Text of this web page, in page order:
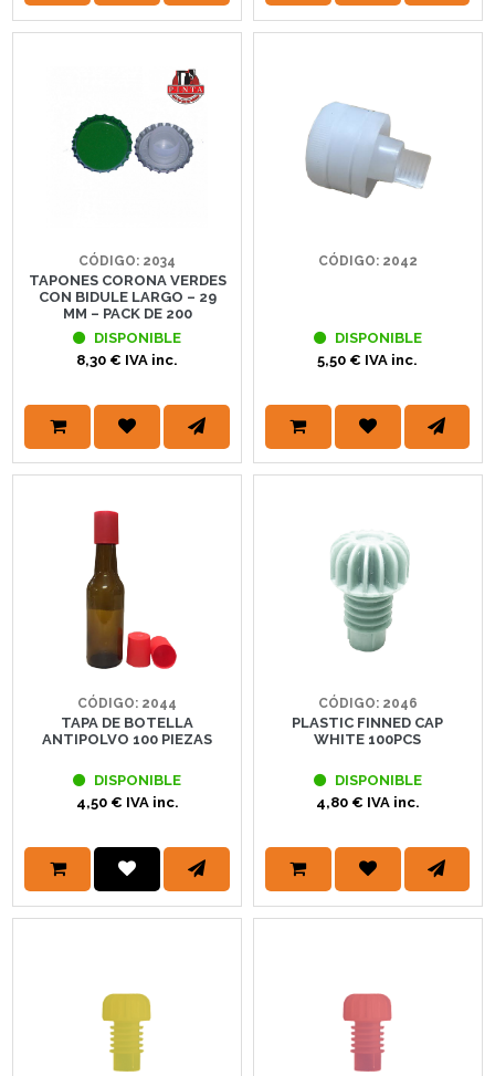
CÓDIGO: 2034
TAPONES CORONA VERDES
CON BIDULE LARGO – 29
MM – PACK DE 200
DISPONIBLE
8,30 € IVA inc.
CÓDIGO: 2042
DISPONIBLE
5,50 € IVA inc.
CÓDIGO: 2044
TAPA DE BOTELLA
ANTIPOLVO 100 PIEZAS
DISPONIBLE
4,50 € IVA inc.
CÓDIGO: 2046
PLASTIC FINNED CAP
WHITE 100PCS
DISPONIBLE
4,80 € IVA inc.